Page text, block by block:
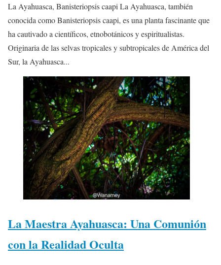
La Ayahuasca, Banisteriopsis caapi La Ayahuasca, también
conocida como Banisteriopsis caapi, es una planta fascinante que
ha cautivado a científicos, etnobotánicos y espiritualistas.
Originaria de las selvas tropicales y subtropicales de América del
Sur, la Ayahuasca...
La Maestra Ayahuasca: Una Comunión
con la Realidad Oculta